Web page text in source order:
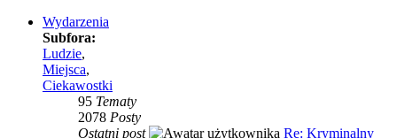
Wydarzenia
Subfora:
Ludzie,
Miejsca,
Ciekawostki
95 Tematy
2078 Posty
Ostatni post
Re: Kryminalny